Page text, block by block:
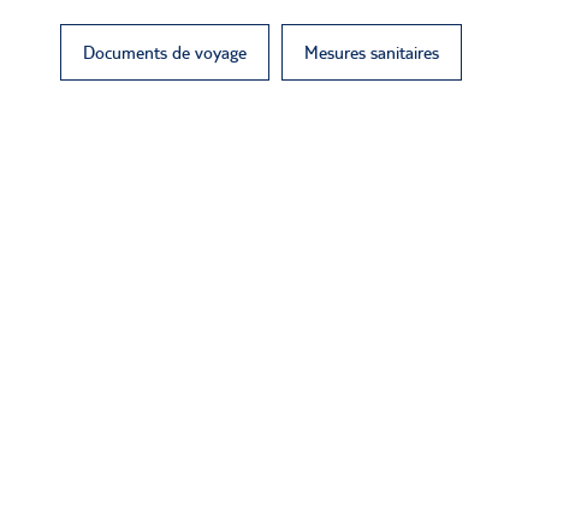
Documents de voyage Mesures sanitaires